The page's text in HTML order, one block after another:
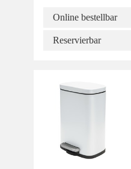
Online bestellbar
Reservierbar